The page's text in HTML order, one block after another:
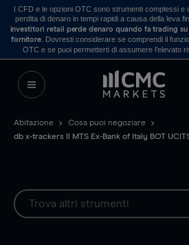
I CFD e le opzioni OTC sono strumenti complessi e
perdita di denaro in tempi rapidi a causa della leva
investitori retail perde denaro quando fa trading
fornitore . Dovresti considerare se comprendi il
OTC e se puoi permetterti di assumere l’elevato
Abitazione
Cosa puoi negoziare
db x-trackers II MTS Ex-Bank of Italy BOT